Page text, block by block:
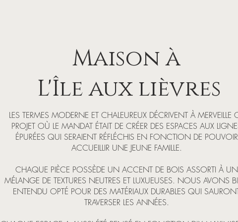
Maison à
L'Île aux lièvres
LES TERMES MODERNE ET CHALEUREUX DÉCRIVENT À MERVEILLE
PROJET OÙ LE MANDAT ÉTAIT DE CRÉER DES ESPACES AUX
ÉPURÉES QUI SERAIENT RÉFLÉCHIS EN FONCTION DE POUVOIR
ACCUEILLIR UNE JEUNE FAMILLE.
CHAQUE PIÈCE POSSÈDE UN ACCENT DE BOIS ASSORTI À UN
MÉLANGE DE TEXTURES NEUTRES ET LUXUEUSES. NOUS AVONS
ENTENDU OPTÉ POUR DES MATÉRIAUX DURABLES QUI
TRAVERSER LES ANNÉES.